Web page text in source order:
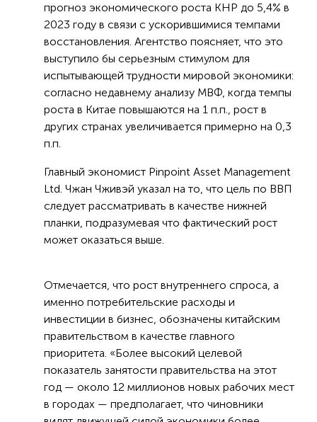
прогноз экономического роста КНР до 5,4% в
2023 году в связи с ускорившимися темпами
восстановления. Агентство поясняет, что это
выступило бы серьезным стимулом для
испытывающей трудности мировой экономики:
согласно недавнему анализу МВФ, когда темпы
роста в Китае повышаются на 1 п.п., рост в
других странах увеличивается примерно на 0,3
п.п.
Главный экономист Pinpoint Asset Management
Ltd. Чжан Чживэй указал на то, что цель по ВВП
следует рассматривать в качестве нижней
планки, подразумевая что фактический рост
может оказаться выше.
Отмечается, что рост внутреннего спроса, а
именно потребительские расходы и
инвестиции в бизнес, обозначены китайским
правительством в качестве главного
приоритета. «Более высокий целевой
показатель занятости правительства на этот
год — около 12 миллионов новых рабочих мест
в городах — предполагает, что чиновники